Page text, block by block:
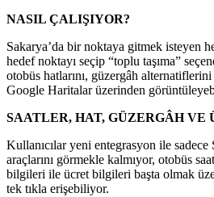
NASIL ÇALIŞIYOR?
Sakarya’da bir noktaya gitmek isteyen
hedef noktayı seçip “toplu taşıma”
otobüs hatlarını, güzergâh alternatiflerini
Google Haritalar üzerinden
SAATLER, HAT, GÜZERGÂH VE
Kullanıcılar yeni entegrasyon ile sadece
araçlarını görmekle kalmıyor, otobüs
bilgileri ile ücret bilgileri başta olmak
tek tıkla erişebiliyor.